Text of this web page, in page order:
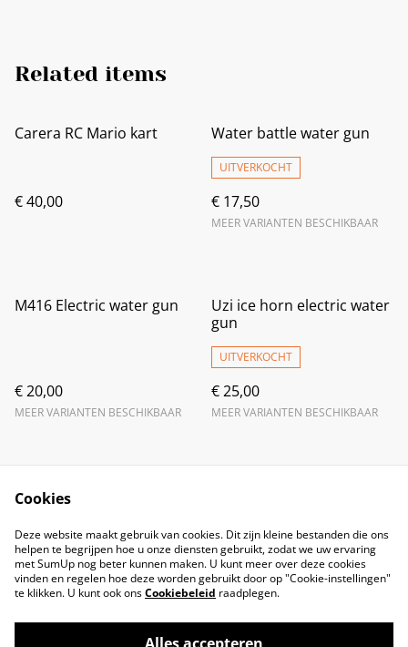
Related items
Carera RC Mario kart
€ 40,00
Water battle water gun
UITVERKOCHT
€ 17,50
MEER VARIANTEN BESCHIKBAAR
M416 Electric water gun
€ 20,00
MEER VARIANTEN BESCHIKBAAR
Uzi ice horn electric water
gun
UITVERKOCHT
€ 25,00
MEER VARIANTEN BESCHIKBAAR
Cookies
Deze website maakt gebruik van cookies. Dit zijn kleine bestanden die ons
helpen te begrijpen hoe u onze diensten gebruikt, zodat we uw ervaring
met SumUp nog beter kunnen maken. U kunt meer over deze cookies
vinden en regelen hoe deze worden gebruikt door op "Cookie-instellingen"
te klikken. U kunt ook onsCookiebeleid raadplegen.